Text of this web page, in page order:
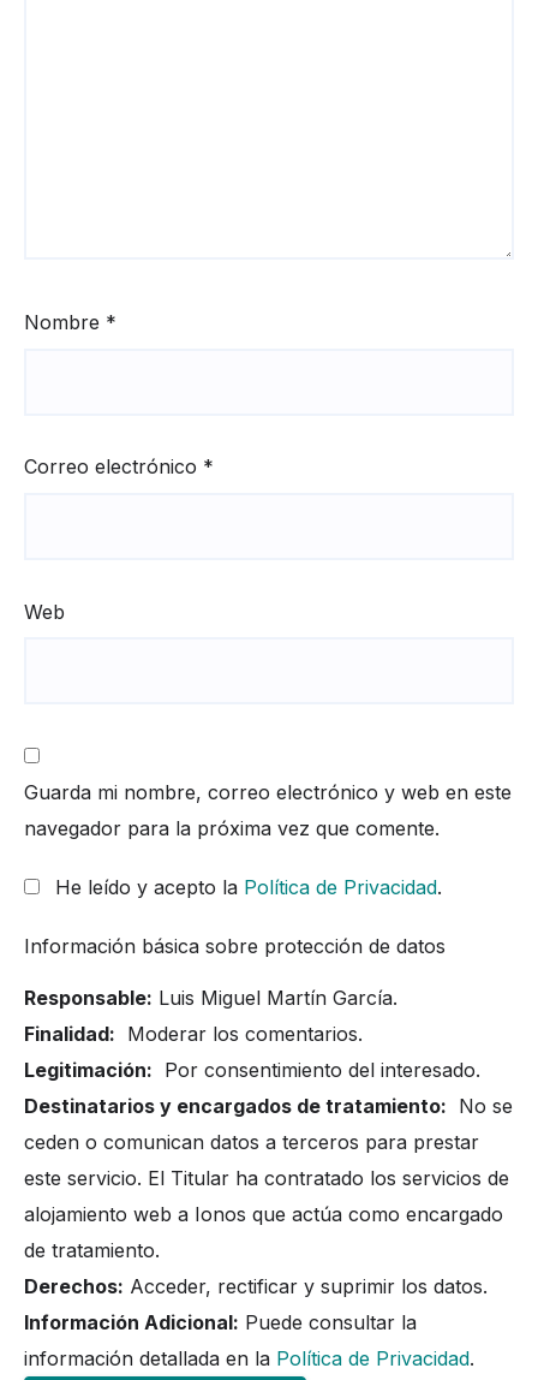
Nombre *
Correo electrónico *
Web
Guarda mi nombre, correo electrónico y web en este
navegador para la próxima vez que comente.
He leído y acepto la Política de Privacidad.
Información básica sobre protección de datos
Responsable: Luis Miguel Martín García.
Finalidad: Moderar los comentarios.
Legitimación: Por consentimiento del interesado.
Destinatarios y encargados de tratamiento: No se
ceden o comunican datos a terceros para prestar
este servicio. El Titular ha contratado los servicios de
alojamiento web a Ionos que actúa como encargado
de tratamiento.
Derechos: Acceder, rectificar y suprimir los datos.
Información Adicional: Puede consultar la
información detallada en la Política de Privacidad.